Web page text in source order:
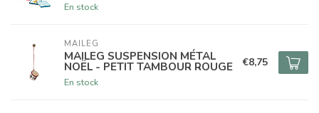
En stock
MAILEG
MAILEG SUSPENSION MÉTAL
NOËL - PETIT TAMBOUR ROUGE
En stock
€8,75